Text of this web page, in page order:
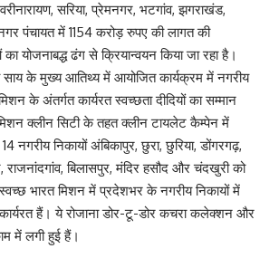
सरिया, प्रेमनगर, भटगांव, झगराखंड,
पंचायत में 1154 करोड़ रुपए की लागत की
योजनाबद्ध ढंग से क्रियान्वयन किया जा रहा है।
साय के मुख्य आतिथ्य में आयोजित कार्यक्रम में नगरीय
के अंतर्गत कार्यरत स्वच्छता दीदियों का सम्मान
क्लीन सिटी के तहत क्लीन टायलेट कैम्पेन में
नगरीय निकायों अंबिकापुर, छुरा, छुरिया, डोंगरगढ़,
राजनांदगांव, बिलासपुर, मंदिर हसौद और चंदखुरी को
भारत मिशन में प्रदेशभर के नगरीय निकायों में
कार्यरत हैं। ये रोजाना डोर-टू-डोर कचरा कलेक्शन और
में लगी हुई हैं।